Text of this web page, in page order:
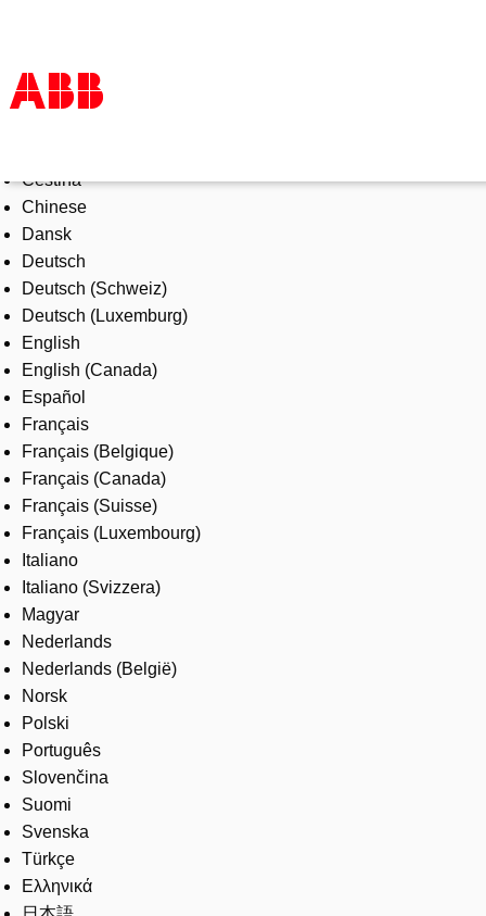
Products & Solutions
Industries
Services
About us
Where to buy
Contact us
Careers
Čeština
Chinese
Dansk
Deutsch
Deutsch (Schweiz)
Deutsch (Luxemburg)
English
English (Canada)
Español
Français
Français (Belgique)
Français (Canada)
Français (Suisse)
Français (Luxembourg)
Italiano
Italiano (Svizzera)
Magyar
Nederlands
Nederlands (België)
Norsk
Polski
Português
Slovenčina
Suomi
Svenska
Türkçe
Ελληνικά